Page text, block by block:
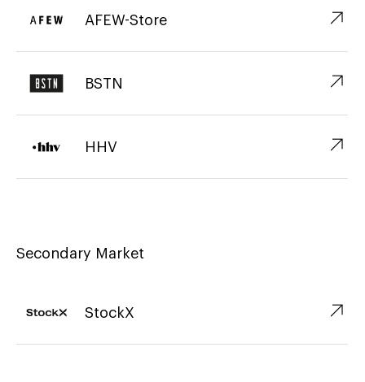
AFEW-Store ↗︎
BSTN ↗︎
HHV ↗︎
Secondary Market
StockX ↗︎